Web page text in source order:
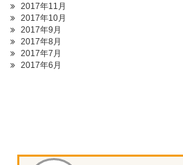
2017年11月
2017年10月
2017年9月
2017年8月
2017年7月
2017年6月